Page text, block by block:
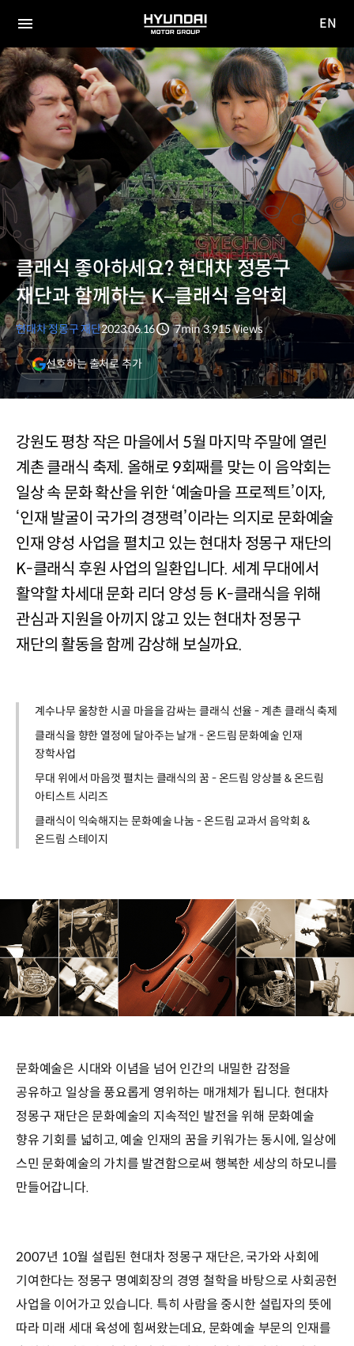
전체
메뉴
HYUNDAI
MOTOR
GROUP
사이
이동
EN
클래식 좋아하세요? 현대차 정몽구
재단과 함께하는 K‒클래식 음악회
현대차 정몽구 재단2023.06.16
분량
7min
조회수
3,915 Views
선호하는 출처로 추가(새
창
열림)
강원도 평창 작은 마을에서 5월 마지막 주말에 열린
계촌 클래식 축제. 올해로 9회째를 맞는 이 음악회는
일상 속 문화 확산을 위한 ‘예술마을 프로젝트’이자,
‘인재 발굴이 국가의 경쟁력’이라는 의지로 문화예술
인재 양성 사업을 펼치고 있는 현대차 정몽구 재단의
K-클래식 후원 사업의 일환입니다. 세계 무대에서
활약할 차세대 문화 리더 양성 등 K-클래식을 위해
관심과 지원을 아끼지 않고 있는 현대차 정몽구
재단의 활동을 함께 감상해 보실까요.
계수나무 울창한 시골 마을을 감싸는 클래식 선율 - 계촌 클래식 축제
클래식을 향한 열정에 달아주는 날개 - 온드림 문화예술 인재
장학사업
무대 위에서 마음껏 펼치는 클래식의 꿈 - 온드림 앙상블 & 온드림
아티스트 시리즈
클래식이 익숙해지는 문화예술 나눔 - 온드림 교과서 음악회 &
온드림 스테이지
문화예술은 시대와 이념을 넘어 인간의 내밀한 감정을
공유하고 일상을 풍요롭게 영위하는 매개체가 됩니다. 현대차
정몽구 재단은 문화예술의 지속적인 발전을 위해 문화예술
향유 기회를 넓히고, 예술 인재의 꿈을 키워가는 동시에, 일상에
스민 문화예술의 가치를 발견함으로써 행복한 세상의 하모니를
만들어갑니다.
2007년 10월 설립된 현대차 정몽구 재단은, 국가와 사회에
기여한다는 정몽구 명예회장의 경영 철학을 바탕으로 사회공헌
사업을 이어가고 있습니다. 특히 사람을 중시한 설립자의 뜻에
따라 미래 세대 육성에 힘써왔는데요, 문화예술 부문의 인재를